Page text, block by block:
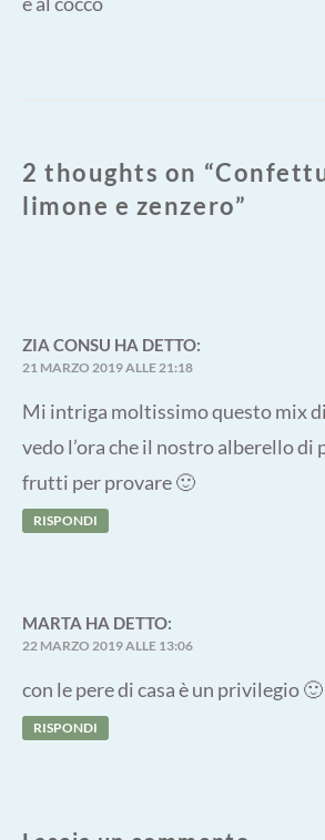
2 thoughts on “
limone e zenzero”
ZIA CONSU HA DETTO:
21 MARZO 2019 ALLE 21:18
Mi intriga moltissimo questo mix
vedo l’ora che il nostro alberello di
frutti per provare 🙂
RISPONDI
MARTA HA DETTO:
22 MARZO 2019 ALLE 13:06
con le pere di casa è un privilegio 🙂
RISPONDI